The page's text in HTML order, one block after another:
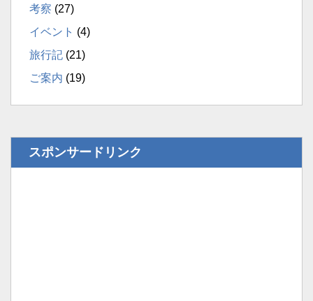
考察 (27)
イベント (4)
旅行記 (21)
ご案内 (19)
スポンサードリンク